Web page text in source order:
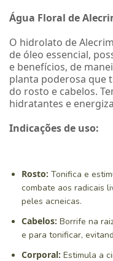
Água Floral de
O hidrolato de
de óleo essencial,
e benefícios, de
planta poderosa que
do rosto e cabelos.
hidratantes e
Indicações de uso:
Rosto: Tonifica e
combate aos radicais
peles acneicas.
Cabelos: Borrife na
e para tonificar,
Corporal: Estimula a